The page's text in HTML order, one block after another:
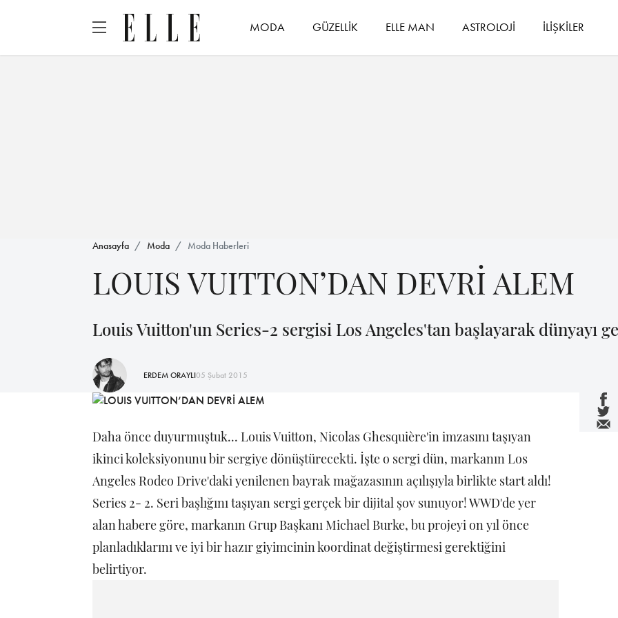
MODA GÜZELLİK ELLE MAN ASTROLOJİ İLİŞKİLER
Anasayfa Moda Moda Haberleri
LOUIS VUITTON’DAN DEVRİ ALEM
Louis Vuitton'un Series-2 sergisi Los Angeles'tan başlayarak dünyayı
ERDEM ORAYLI05 Şubat 2015
Daha önce duyurmuştuk... Louis Vuitton, Nicolas Ghesquière'in imzasını taşıyan
ikinci koleksiyonunu bir sergiye dönüştürecekti. İşte o sergi dün, markanın Los
Angeles Rodeo Drive'daki yenilenen bayrak mağazasının açılışıyla birlikte start aldı!
Series 2- 2. Seri başlığını taşıyan sergi gerçek bir dijital şov sunuyor! WWD'de yer
alan habere göre, markanın Grup Başkanı Michael Burke, bu projeyi on yıl önce
planladıklarını ve iyi bir hazır giyimcinin koordinat değiştirmesi gerektiğini
belirtiyor.